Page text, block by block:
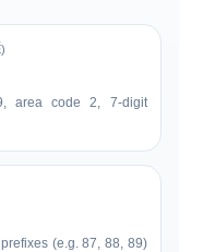
area code 2, 7-digit
prefixes (e.g. 87, 88, 89)